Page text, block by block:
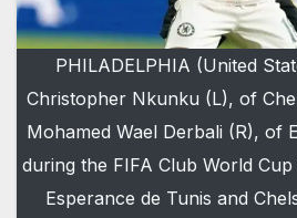
PHILADELPHIA (United
Christopher Nkunku (L), of
Mohamed Wael Derbali (R), of
during the FIFA Club World
Esperance de Tunis and